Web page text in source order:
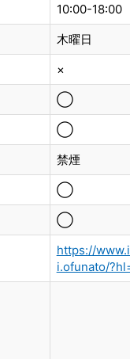
10:00-18:00
木曜日
×
◯
◯
禁煙
◯
◯
https://
i.ofunato/